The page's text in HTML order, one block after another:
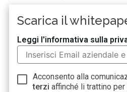
Scarica il
Leggi l'informativa sulla
Acconsento alla
terzi affinché li trattino